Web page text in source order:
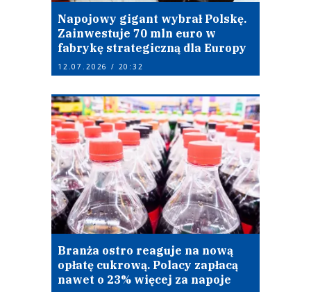
Napojowy gigant wybrał Polskę.
Zainwestuje 70 mln euro w
fabrykę strategiczną dla Europy
12.07.2026 / 20:32
Branża ostro reaguje na nową
opłatę cukrową. Polacy zapłacą
nawet o 23% więcej za napoje